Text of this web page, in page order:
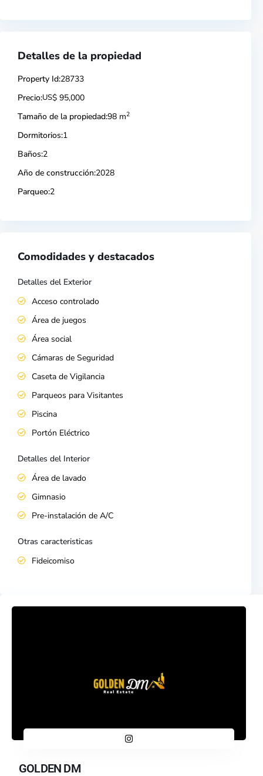
Detalles de la propiedad
Property Id:28733
Precio:US$ 95,000
Tamaño de la propiedad:98 m2
Dormitorios:1
Baños:2
Año de construcción:2028
Parqueo:2
Comodidades y destacados
Detalles del Exterior
Acceso controlado
Área de juegos
Área social
Cámaras de Seguridad
Caseta de Vigilancia
Parqueos para Visitantes
Piscina
Portón Eléctrico
Detalles del Interior
Área de lavado
Gimnasio
Pre-instalación de A/C
Otras caracteristicas
Fideicomiso
GOLDEN DM